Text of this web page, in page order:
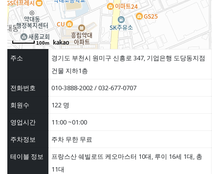
100m
주소
경기도 부천시 원미구 신흥로 347, 기업은행 도당동지점
건물 지하1층
전화번호
010-3888-2002 / 032-677-0707
회원수
122 명
영업시간
11:00 ~01:00
주차정보
주차 무한 무료
테이블 정보
프랑스산 쉐빌로뜨 케오마스터 10대, 루이 16세 1대, 총
11대